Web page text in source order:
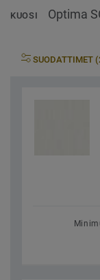
KUOSI Optima
SUODATTIMET